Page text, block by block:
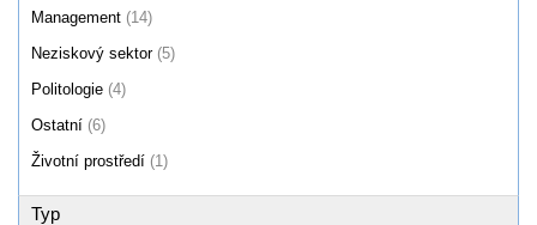
Management (14)
Neziskový sektor (5)
Politologie (4)
Ostatní (6)
Životní prostředí (1)
Typ